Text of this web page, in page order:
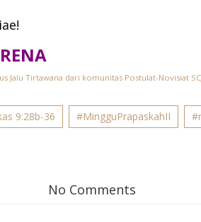
Jalu Tirtawana dari komunitas Postulat-Novisiat
9:28b-36 #MingguPrapaskahII
No Comments